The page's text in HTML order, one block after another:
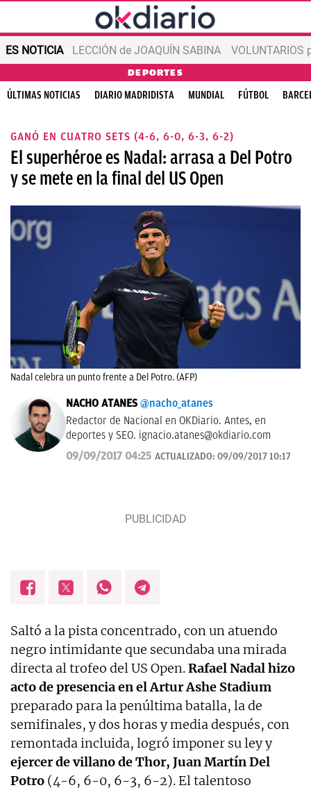
ES NOTICIA LECCIÓN de JOAQUÍN SABINA VOLUNTARIOS
DEPORTES
ÚLTIMAS NOTICIAS DIARIO MADRIDISTA MUNDIAL FÚTBOL
GANÓ EN CUATRO SETS (4-6, 6-0, 6-3, 6-2)
El superhéroe es Nadal: arrasa a Del Potro
y se mete en la final del US Open
Nadal celebra un punto frente a Del Potro. (AFP)
NACHO ATANES @nacho_atanes
Redactor de Nacional en OKDiario. Antes, en
deportes y SEO. ignacio.atanes@okdiario.com
09/09/2017 04:25 ACTUALIZADO: 09/09/2017 10:17
Saltó a la pista concentrado, con un atuendo
negro intimidante que secundaba una mirada
directa al trofeo del US Open.Rafael Nadalhizo
acto de presencia en el Artur Ashe Stadium
preparado para la penúltima batalla, la de
semifinales, y dos horas y media después, con
remontada incluida, logró imponer su ley y
ejercer de villano de Thor, Juan Martín Del
Potro (4-6, 6-0, 6-3, 6-2). El talentoso